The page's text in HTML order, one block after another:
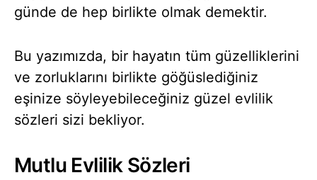
günde de hep birlikte olmak demektir.
Bu yazımızda, bir hayatın tüm güzelliklerini
ve zorluklarını birlikte göğüslediğiniz
eşinize söyleyebileceğiniz güzel evlilik
sözleri sizi bekliyor.
Mutlu Evlilik Sözleri